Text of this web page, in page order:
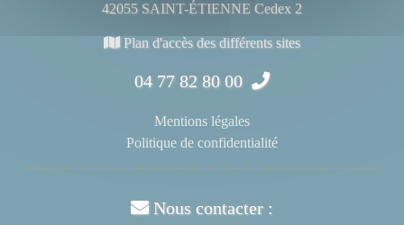
42055 SAINT-ÉTIENNE Cedex 2
Plan d'accès des différents sites
04 77 82 80 00
Mentions légales
Politique de confidentialité
Nous contacter :